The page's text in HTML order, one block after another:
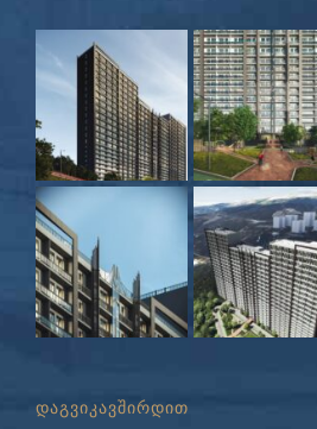
დაგვიკავშირდით